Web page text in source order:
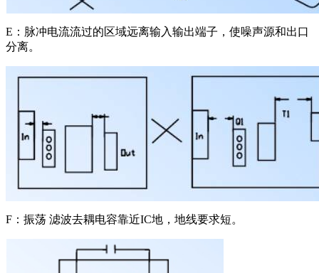
E：脉冲电流流过的区域远离输入输出端子，使噪声源和出口
分离。
F：振荡 滤波去耦电容靠近IC地，地线要求短。